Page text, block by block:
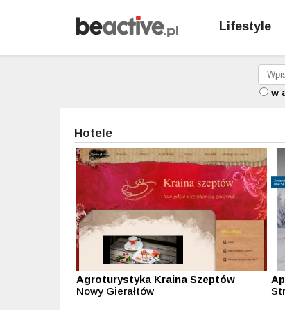
Lifestyle
w
Hotele
Agroturystyka Kraina Szeptów
Nowy Gierałtów